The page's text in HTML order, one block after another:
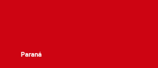
Paraná